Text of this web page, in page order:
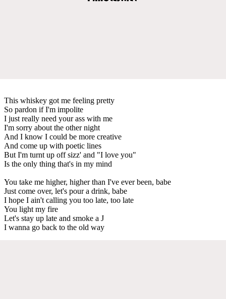
This whiskey got me feeling pretty
So pardon if I'm impolite
I just really need your ass with me
I'm sorry about the other night
And I know I could be more creative
And come up with poetic lines
But I'm turnt up off sizz' and "I love you"
Is the only thing that's in my mind
You take me higher, higher than I've ever been, babe
Just come over, let's pour a drink, babe
I hope I ain't calling you too late, too late
You light my fire
Let's stay up late and smoke a J
I wanna go back to the old way